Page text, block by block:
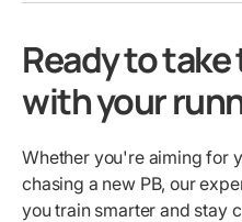
Ready to
with your
Whether you're aiming for
chasing a new PB, our
you train smarter and stay